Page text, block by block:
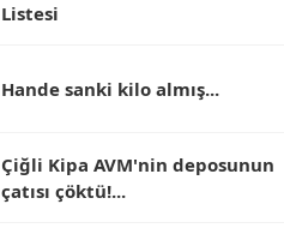
Köşe Yazarı
Listesi
Hande sanki kilo almış...
Çiğli Kipa AVM'nin deposunun
çatısı çöktü!...